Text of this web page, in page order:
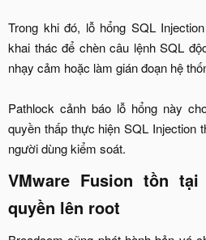
Trong khi đó, lỗ hổng SQL
khai thác để chèn câu lệnh SQL
nhạy cảm hoặc làm gián đoạn hệ
Pathlock cảnh báo lỗ hổng này
quyền thấp thực hiện SQL Injection
người dùng kiểm soát.​
VMware Fusion tồn
quyền lên root​